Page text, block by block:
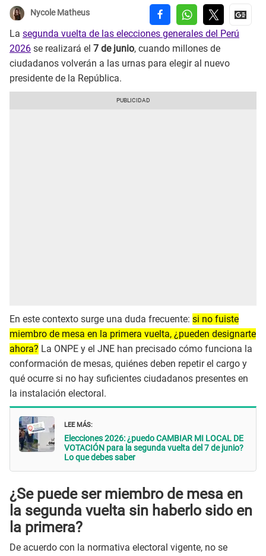
Nycole Matheus
La segunda vuelta de las elecciones generales del Perú
2026 se realizará el 7 de junio, cuando millones de
ciudadanos volverán a las urnas para elegir al nuevo
presidente de la República.
En este contexto surge una duda frecuente: si no fuiste
miembro de mesa en la primera vuelta, ¿pueden designarte
ahora? La ONPE y el JNE han precisado cómo funciona la
conformación de mesas, quiénes deben repetir el cargo y
qué ocurre si no hay suficientes ciudadanos presentes en
la instalación electoral.
LEE MÁS:
Elecciones 2026: ¿puedo CAMBIAR MI LOCAL DE
VOTACIÓN para la segunda vuelta del 7 de junio?
Lo que debes saber
¿Se puede ser miembro de mesa en
la segunda vuelta sin haberlo sido en
la primera?
De acuerdo con la normativa electoral vigente, no se